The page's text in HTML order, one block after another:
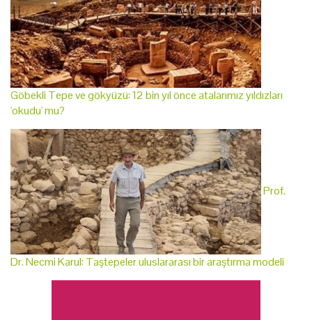
Göbekli Tepe ve gökyüzü: 12 bin yıl önce atalarımız yıldızları
'okudu' mu?
Prof.
Dr. Necmi Karul: Taştepeler uluslararası bir araştırma modeli